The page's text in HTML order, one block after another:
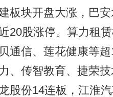
块开盘大涨，巴安
20股涨停。算力租
通信、莲花健康等
、传智教育、捷荣
股份14连板，江淮